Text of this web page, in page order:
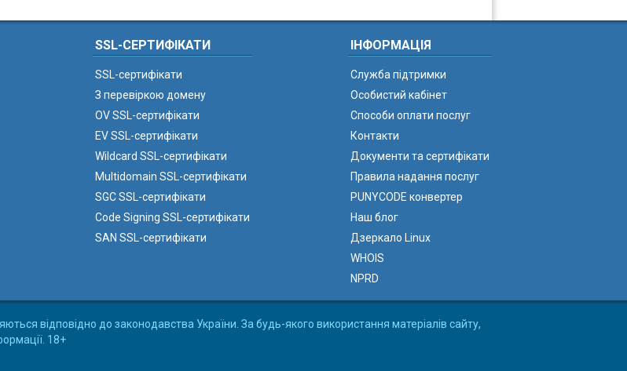
SSL-СЕРТИФІКАТИ
SSL-сертифікати
З перевіркою домену
OV SSL-сертифікати
EV SSL-сертифікати
Wildcard SSL-сертифікати
Multidomain SSL-сертифікати
SGC SSL-сертифікати
Code Signing SSL-сертифікати
SAN SSL-сертифікати
ІНФОРМАЦІЯ
Служба підтримки
Особистий кабінет
Способи оплати послуг
Контакти
Документи та сертифікати
Правила надання послуг
PUNYCODE конвертер
Наш блог
Дзеркало Linux
WHOIS
NPRD
відповідно до законодавства України. За будь-якого використання матеріалів сайту,
18+